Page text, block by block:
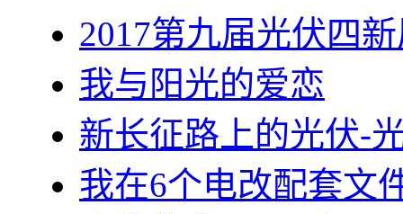
2017第九届光伏四
我与阳光的爱恋
新长征路上的光伏-
我在6个电改配套文